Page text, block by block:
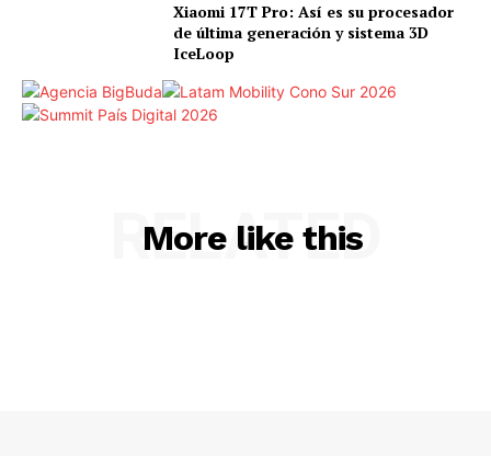
Xiaomi 17T Pro: Así es su procesador
de última generación y sistema 3D
IceLoop
More like this
RELATED